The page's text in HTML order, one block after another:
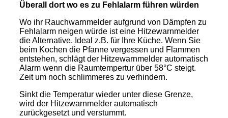
Überall dort wo es zu Fehlalarm führen würden
Wo ihr Rauchwarnmelder aufgrund von Dämpfen zu
Fehlalarm neigen würde ist eine Hitzewarnmelder
die Alternative. Ideal z.B. für Ihre Küche. Wenn Sie
beim Kochen die Pfanne vergessen und Flammen
entstehen, schlägt der Hitzewarnmelder automatisch
Alarm wenn die Raumtempertur über 58°C steigt.
Zeit um noch schlimmeres zu verhindern.
Sinkt die Temperatur wieder unter diese Grenze,
wird der Hitzewarnmelder automatisch
zurückgesetzt und verstummt.